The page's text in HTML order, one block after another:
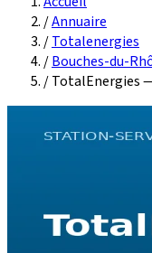
/Annuaire
/Totalenergies
/Bouches-du-
/TotalEnergies